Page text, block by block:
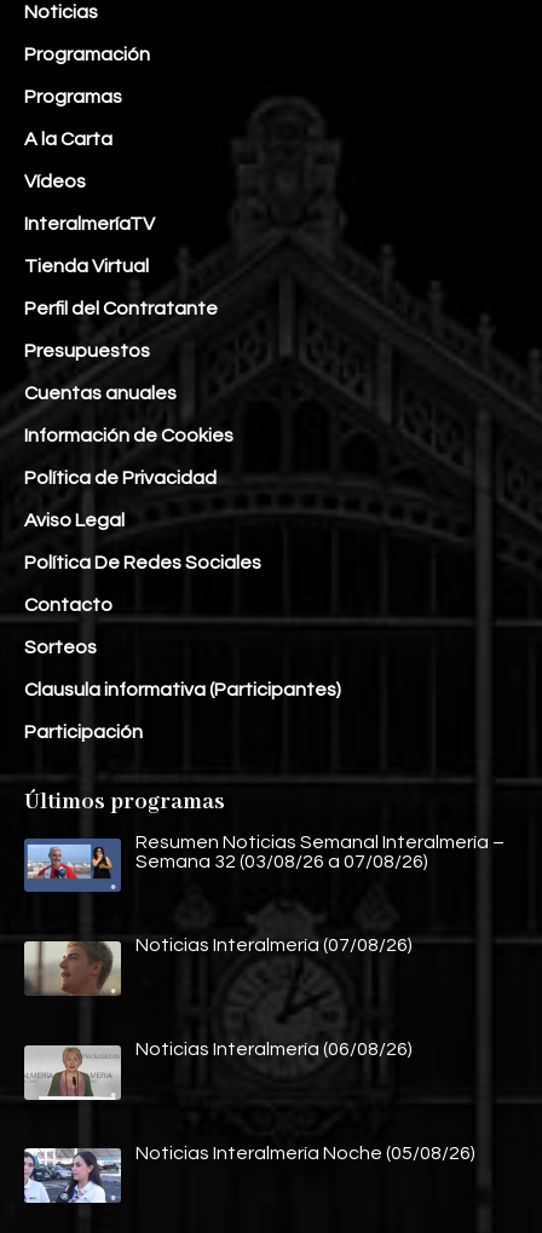
Noticias
Programación
Programas
A la Carta
Vídeos
InteralmeríaTV
Tienda Virtual
Perfil del Contratante
Presupuestos
Cuentas anuales
Información de Cookies
Política de Privacidad
Aviso Legal
Política De Redes Sociales
Contacto
Sorteos
Clausula informativa (Participantes)
Participación
Últimos programas
Resumen Noticias Semanal Interalmería –
Semana 32 (03/08/26 a 07/08/26)
Noticias Interalmería (07/08/26)
Noticias Interalmería (06/08/26)
Noticias Interalmería Noche (05/08/26)